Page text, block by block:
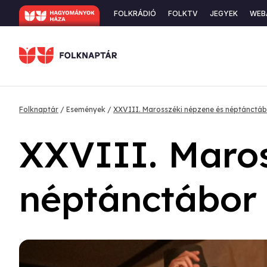
Ugrás
a
Secondary
FOLKRÁDIÓ FOLKTV JEGYEK
Morzsa
Folknaptár Események XXVIII. Marosszéki népzene és
XXVIII.
néptánctábor